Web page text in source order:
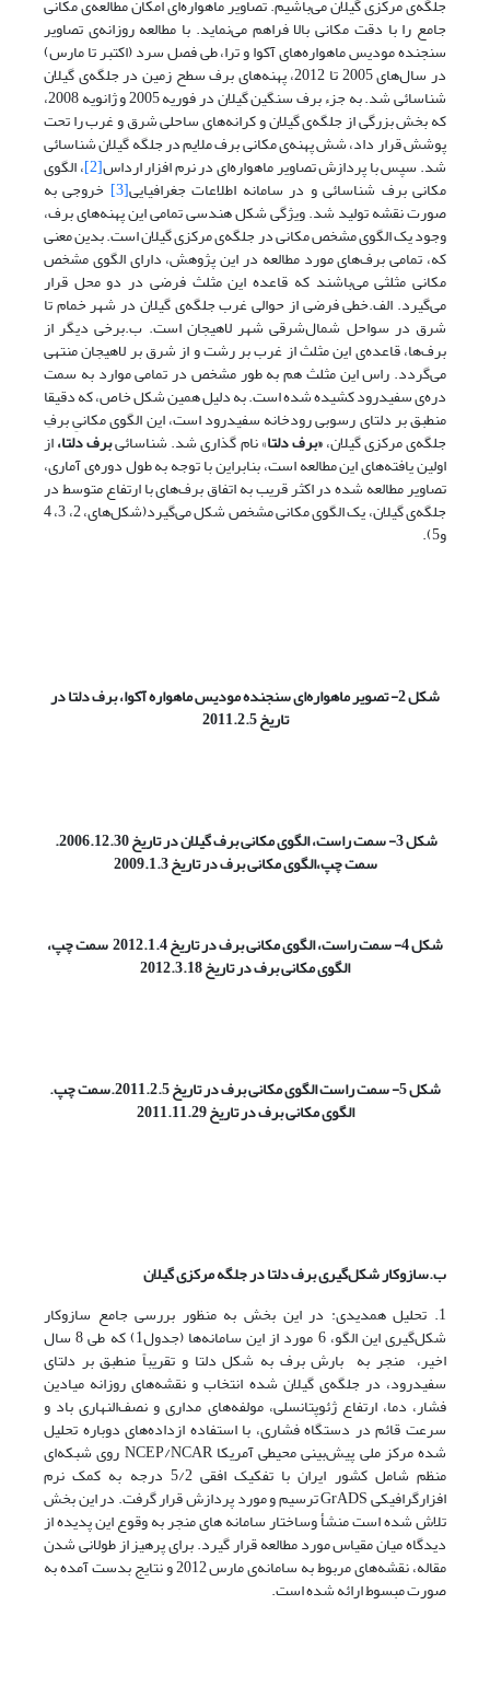
جلگه‌ی مرکزی گیلان می‌باشیم. تصاویر ماهواره‌ای امکان مطالعه‌ی مکانی
جامع را با دقت مکانی بالا فراهم می‌نماید. با مطالعه روزانه‌ی تصاویر
سنجنده‌ مودیس ماهواره‌های آکوا و ترا، طی فصل سرد (اکتبر تا مارس)
در سال‌های 2005 تا 2012، پهنه‌های برف سطح زمین در جلگه‌ی گیلان
شناسائی شد. به جزء برف سنگین گیلان در فوریه 2005 و ژانویه 2008،
که بخش بزرگی از جلگه‌ی گیلان و کرانه‌های ساحلی شرق و غرب را تحت
پوشش قرار داد، شش پهنه‌ی مکانی برف ملایم در جلگه گیلان شناسائی
شد. سپس با پردازش تصاویر ماهواره‌ای در نرم افزار ارداس[2] ، الگوی
مکانی برف شناسائی و در سامانه اطلاعات جغرافیایی[3] خروجی به
صورت نقشه تولید شد. ویژگی شکل هندسی تمامی این پهنه‌های برف،
وجود یک الگوی مشخص مکانی در جلگه‌ی مرکزی گیلان است. بدین معنی
که، تمامی برف‌های مورد مطالعه در این پژوهش، دارای الگوی مشخص
مکانی مثلثی می‌باشند که قاعده این مثلث فرضی در دو محل قرار
می‌گیرد. الف.خطی فرضی از حوالی غرب جلگه‌ی گیلان در شهر خمام تا
شرق در سواحل شمال‌شرقی شهر لاهیجان است. ب.برخی دیگر از
برف‌ها، قاعده‌ی این مثلث از غرب بر رشت و از شرق بر لاهیجان منتهی
می‌گردد. راس این مثلث هم به طور مشخص در تمامی موارد به سمت
دره‌ی سفیدرود کشیده شده است. به دلیل همین شکل خاص، که دقیقا
منطبق بر دلتای رسوبی رودخانه سفیدرود است، این الگوی مکانیِ برفِ
جلگه‌ی مرکزی گیلان،«برف دلتا» نام گذاری شد. شناسائیبرف دلتا،از
اولین یافته‌های این مطالعه است، بنابراین با توجه به طول دوره‌ی آماری،
تصاویر مطالعه شده در اکثر قریب به اتفاق برف‌های با ارتفاع متوسط در
جلگه‌ی گیلان، یک الگوی مکانی مشخص شکل می‌گیرد(شکل‌های، 2، 3، 4
و5).
شکل 2- تصویر ماهواره‌ای سنجنده مودیس ماهواره آکوا، برف دلتا در
تاریخ 2011.2.5
شکل 3- سمت راست، الگوی مکانی برف گیلان در تاریخ 2006.12.30.
سمت چپ،الگوی مکانی برف در تاریخ 2009.1.3
شکل 4- سمت راست، الگوی مکانی برف در تاریخ 2012.1.4 ‌ سمت چپ،
الگوی مکانی برف در تاریخ 2012.3.18
شکل 5- سمت راست الگوی مکانی برف در تاریخ 2011.2.5.سمت چپ.
الگوی مکانی برف در تاریخ 2011.11.29
ب.سازوکار شکل‌گیری برف دلتا در جلگه مرکزی گیلان
1. تحلیل همدیدی: در این بخش به منظور بررسی جامع سازوکار
شکل‌گیری این الگو، 6 مورد از این سامانه‌ها (جدول1) که طی 8 سال
اخیر، منجر به بارش برف به شکل دلتا و تقریباً منطبق بر دلتای
سفیدرود، در جلگه‌ی گیلان شده انتخاب و نقشه‌های روزانه ‌‌‌میادین
فشار، دما، ارتفاع ژئوپتانسلی،‌ مولفه‌های مداری ‌و نصف‌النهاری باد و
سرعت قائم در دستگاه فشاری، با استفاده ازداده‌های ‌دوباره ‌تحلیل
‌شده‌ مرکز ‌ملی ‌پیش‌بینی‌ محیطی ‌آمریکا NCEP/NCAR روی شبکه‌ای
منظم شامل کشور ایران با تفکیک افقی 5/2 درجه ‌به کمک نرم
افزارگرافیکی GrADS ترسیم و مورد پردازش قرار گرفت. در این بخش
تلاش شده است منشأ وساختار سامانه های منجر به وقوع این پدیده از
دیدگاه میان مقیاس مورد مطالعه قرار گیرد. برای پرهیز از طولانی شدن
مقاله، نقشه‌های مربوط به سامانه‌ی مارس 2012 و نتایج بدست آمده به
صورت مبسوط ارائه شده است.